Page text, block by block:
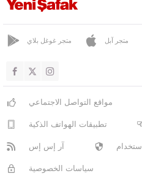
ينيكنت
أماصيا
متجر غوغل بلاي متجر آبل
مواقع التواصل الاجتماعي
تطبيقات الهواتف الذكية
آر إس إس
سياسات الخصوصية